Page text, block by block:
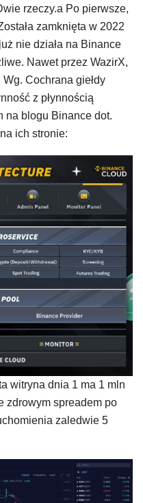
rzeczy.a Po pierwsze,
zamknięta w 2022
nie działa na Binance
Nawet przez WazirX,
Cochrana giełdy
z płynnością
na blogu Binance dot.
ich stronie:
witryna dnia 1 ma 1 mln
zdrowym spreadem po
zaledwie 5